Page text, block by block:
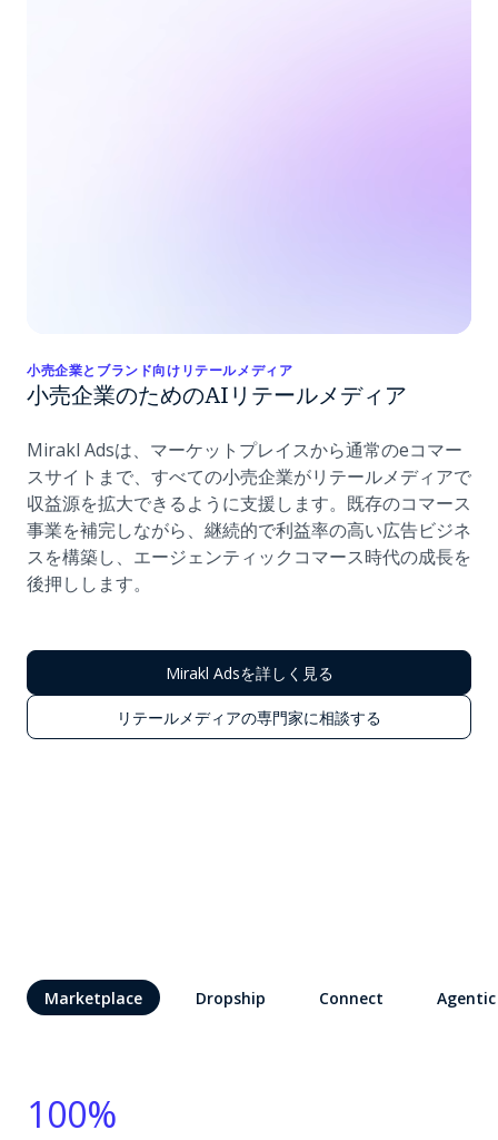
小売企業とブランド向けリテールメディア
小売企業のためのAIリテールメディア
Mirakl Adsは、マーケットプレイスから通常のeコマー
スサイトまで、すべての小売企業がリテールメディアで
収益源を拡大できるように支援します。既存のコマース
事業を補完しながら、継続的で利益率の高い広告ビジネ
スを構築し、エージェンティックコマース時代の成長を
後押しします。
Mirakl Adsを詳しく見る
リテールメディアの専門家に相談する
Marketplace Dropship Connect Agentic
100%